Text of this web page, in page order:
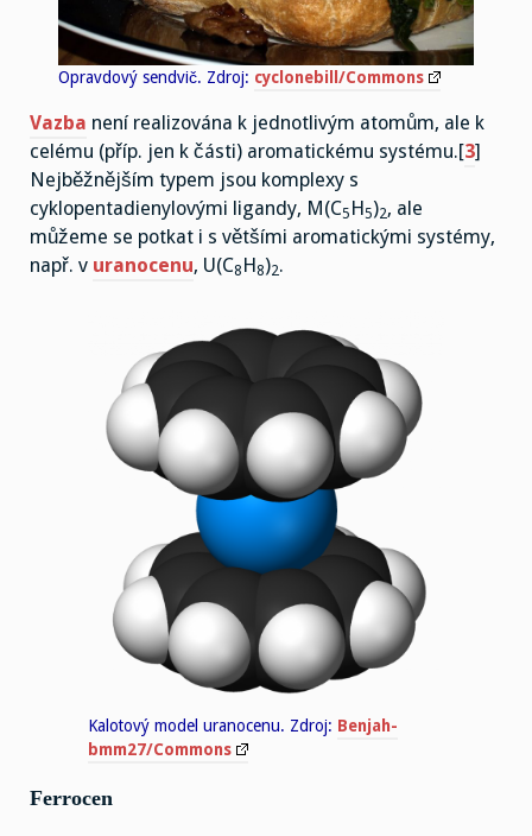
Opravdový sendvič. Zdroj: cyclonebill/Commons
Vazba není realizována k jednotlivým atomům, ale k
celému (příp. jen k části) aromatickému systému.[3]
Nejběžnějším typem jsou komplexy s
cyklopentadienylovými ligandy, M(C5 H5)2, ale
můžeme se potkat i s většími aromatickými systémy,
např. v uranocenu, U(C8 H8)2.
Kalotový model uranocenu. Zdroj: Benjah-
bmm27/Commons
Ferrocen